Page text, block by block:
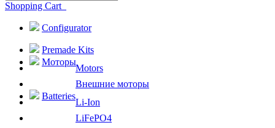
Shopping Cart
Configurator
Premade Kits
Моторы
Motors
Внешние моторы
Batteries
Li-Ion
LiFePO4